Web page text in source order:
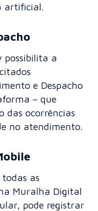
artificial.
possibilita a
e Despacho
– que
das ocorrências
no atendimento.
as
Muralha Digital
pode registrar